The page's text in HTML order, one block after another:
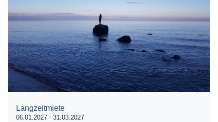
Langzeitmiete
06.01.2027 - 31.03.2027